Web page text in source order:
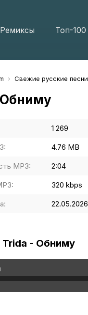
Ремиксы Топ-100
Свежие русские песни
1 269
4.76 MB
MP3: 2:04
320 kbps
22.05.2026
- Обниму